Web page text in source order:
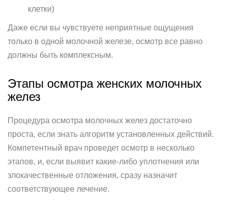
клетки)
Даже если вы чувствуете неприятные ощущения
только в одной молочной железе, осмотр все равно
должны быть комплексным.
Этапы осмотра женских молочных
желез
Процедура осмотра молочных желез достаточно
проста, если знать алгоритм установленных действий.
Компетентный врач проведет осмотр в несколько
этапов, и, если выявит какие-либо уплотнения или
злокачественные отложения, сразу назначит
соответствующее лечение.